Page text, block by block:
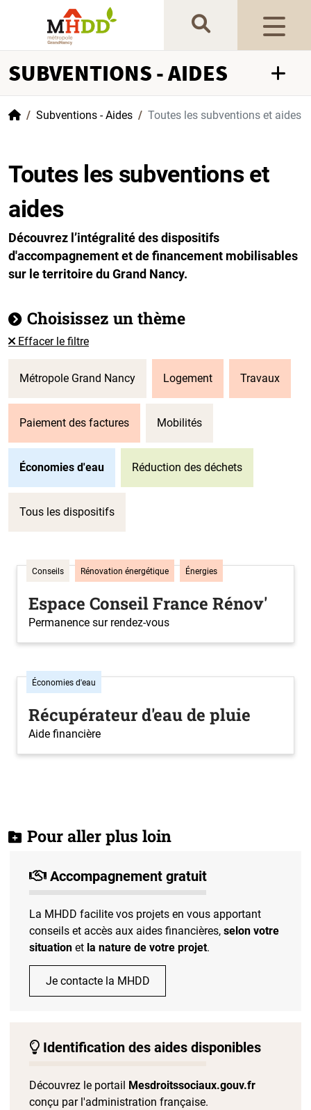
Gestion de vos préférences sur les cookies
SUBVENTIONS - AIDES
Accueil
Subventions - Aides Toutes les subventions et aides
Toutes les subventions et
aides
Découvrez l’intégralité des dispositifs
d'accompagnement et de financement mobilisables
sur le territoire du Grand Nancy.
Choisissez un thème
Effacer le filtre
Métropole Grand Nancy Logement Travaux
Paiement des factures Mobilités
Économies d'eau Réduction des déchets
Tous les dispositifs
Conseils Rénovation énergétique Énergies
Espace Conseil France Rénov'
Permanence sur rendez-vous
Économies d'eau
Récupérateur d'eau de pluie
Aide financière
Pour aller plus loin
Accompagnement gratuit
La MHDD facilite vos projets en vous apportant
conseils et accès aux aides financières,selon votre
situation et la nature de votre projet.
Je contacte la MHDD
Identification des aides disponibles
Découvrez le portail Mesdroitssociaux.gouv.fr
conçu par l'administration française.